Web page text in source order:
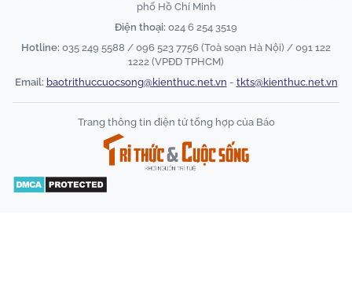
phố Hồ Chí Minh
Điện thoại: 024 6 254 3519
Hotline: 035 249 5588 / 096 523 7756 (Toà soạn Hà Nội) / 091 122
1222 (VPĐD TPHCM)
Email: baotrithuccuocsong@kienthuc.net.vn - tkts@kienthuc.net.vn
Trang thông tin điện tử tổng hợp của Báo